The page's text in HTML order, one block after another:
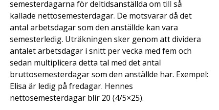
semesterdagarna för deltidsanställda om till så
kallade nettosemesterdagar. De motsvarar då det
antal arbetsdagar som den anställde kan vara
semesterledig. Uträkningen sker genom att dividera
antalet arbetsdagar i snitt per vecka med fem och
sedan multiplicera detta tal med det antal
bruttosemesterdagar som den anställde har. Exempel:
Elisa är ledig på fredagar. Hennes
nettosemesterdagar blir 20 (4/5×25).